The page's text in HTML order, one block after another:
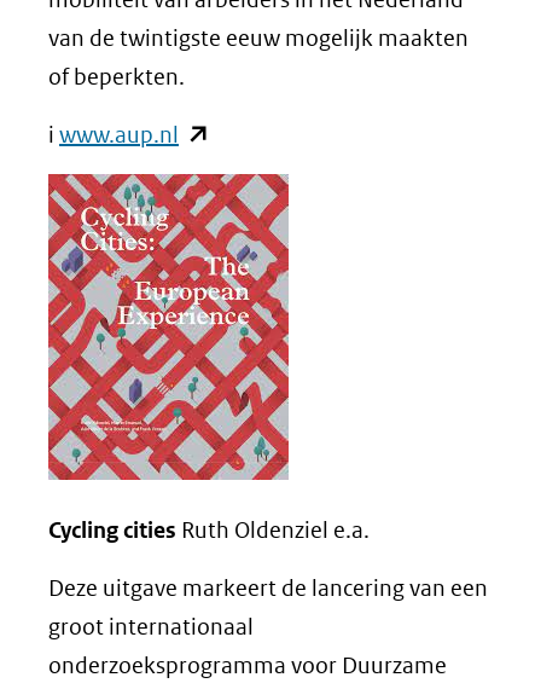
van de twintigste eeuw mogelijk maakten
of beperkten.
i www.aup.nl (opent
in
nieuw
venster)
(verwijst
naar
een
andere
website)
Cycling cities Ruth Oldenziel e.a.
Deze uitgave markeert de lancering van een
groot internationaal
onderzoeksprogramma voor Duurzame